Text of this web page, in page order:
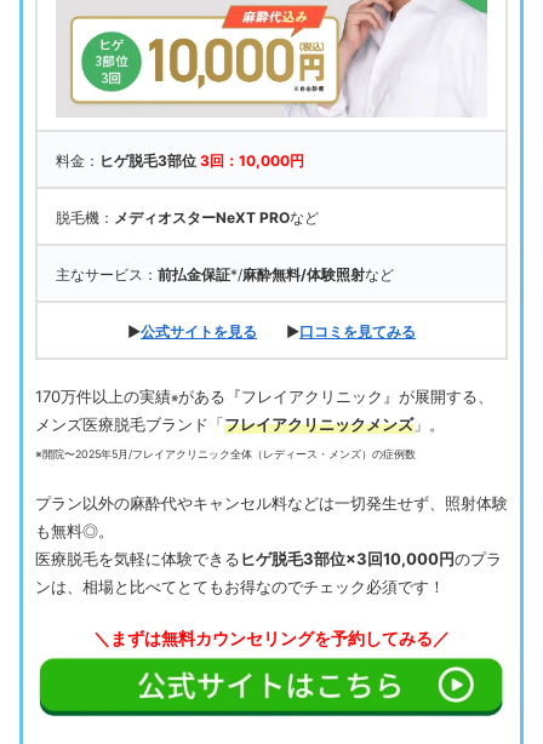
料金： ヒゲ脱毛3部位 3回：10,000円
脱毛機： メディオスターNeXT PROなど
主なサービス： 前払金保証*/麻酔無料/体験照射など
▶公式サイトを見る ▶口コミを見てみる
170万件以上の実績※がある『フレイアクリニック』が展開する、
メンズ医療脱毛ブランド「フレイアクリニックメンズ」。
※開院〜2025年5月/フレイアクリニック全体（レディース・メンズ）の症例数
プラン以外の麻酔代やキャンセル料などは一切発生せず、照射体験
も無料◎。
医療脱毛を気軽に体験できるヒゲ脱毛3部位×3回10,000円のプラ
ンは、相場と比べてとてもお得なのでチェック必須です！
＼まずは無料カウンセリングを予約してみる／